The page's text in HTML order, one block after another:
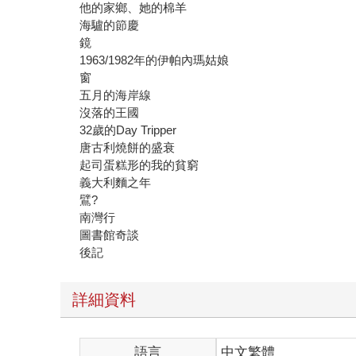
他的家鄉、她的棉羊
海驢的節慶
鏡
1963/1982年的伊帕內瑪姑娘
窗
五月的海岸線
沒落的王國
32歲的Day Tripper
唐古利燒餅的盛衰
起司蛋糕形的我的貧窮
義大利麵之年
鷿?
南灣行
圖書館奇談
後記
詳細資料
語言 中文繁體